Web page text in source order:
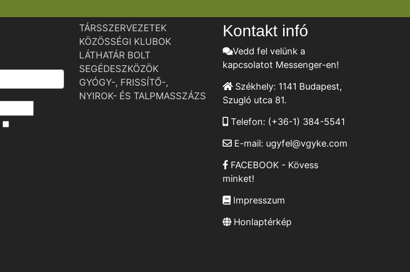
TÁRSSZERVEZETEK
KÖZÖSSÉGI KLUBOK
LÁTHATÁR BOLT
SEGÉDESZKÖZÖK
GYÓGY-, FRISSÍTŐ-,
NYIROK- ÉS TALPMASSZÁZS
Kontakt infó
Vedd fel velünk a
kapcsolatot Messenger-en!
Székhely: 1141 Budapest,
Szugló utca 81.
Telefon: (+36-1) 384-5541
E-mail: ugyfel@vgyke.com
FACEBOOK - Kövess
minket!
Impresszum
Honlaptérkép